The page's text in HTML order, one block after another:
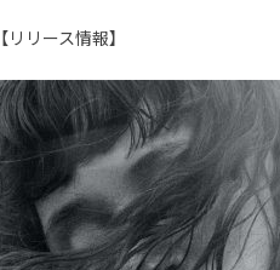
【リリース情報】